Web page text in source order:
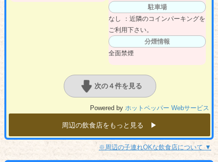
駐車場
なし ：近隣のコインパーキングを
ご利用下さい。
分煙情報
全面禁煙
次の４件を見る
Powered by ホットペッパー Webサービス
周辺の飲食店をもっと見る ▶︎
※周辺の子連れOKな飲食店について ▼